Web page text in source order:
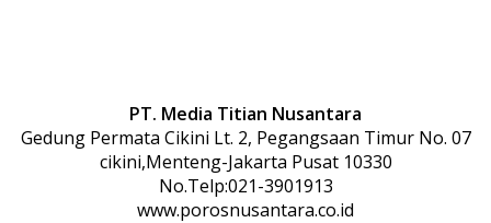
PT. Media Titian Nusantara
Gedung Permata Cikini Lt. 2, Pegangsaan Timur No. 07
cikini,Menteng-Jakarta Pusat 10330
No.Telp:021-3901913
www.porosnusantara.co.id